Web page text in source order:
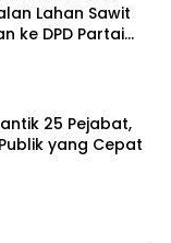
Lahan Sawit
ke DPD Partai
25 Pejabat,
yang Cepat